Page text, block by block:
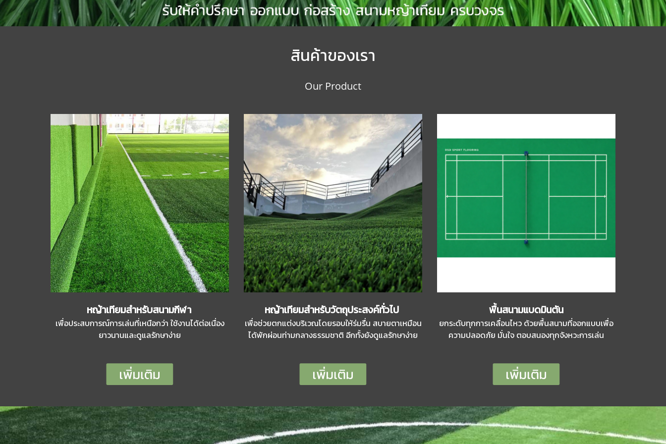
สินค้าของเรา
Our Product
หญ้าเทียมสำหรับสนามกีฬา
เพื่อประสบการณ์การเล่นที่เหนือกว่า ใช้งานได้ต่อเนื่อง
ยาวนานและดูแลรักษาง่าย
หญ้าเทียมสำหรับวัตถุประสงค์ทั่วไป
เพื่อช่วยตกแต่งบริเวณโดยรอบให้ร่มรื่น สบายตาเหมือน
ได้พักผ่อนท่ามกลางธรรมชาติ อีกทั้งยังดูแลรักษาง่าย
พื้นสนามแบดมินตัน
ยกระดับทุกการเคลื่อนไหว ด้วยพื้นสนามที่ออกแบบเพื่อ
ความปลอดภัย มั่นใจ ตอบสนองทุกจังหวะการเล่น